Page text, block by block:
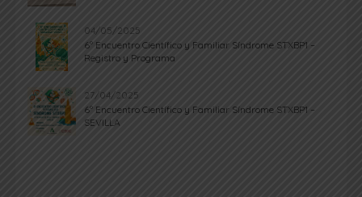
04/05/2025
6º Encuentro Científico y Familiar Síndrome STXBP1 –
Registro y Programa
27/04/2025
6º Encuentro Científico y Familiar Síndrome STXBP1 –
SEVILLA